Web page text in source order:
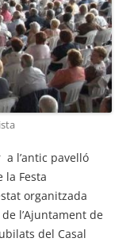
a l’antic pavelló
la Festa
organitzada
l’Ajuntament de
del Casal